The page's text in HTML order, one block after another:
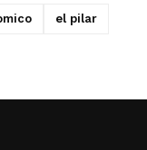
el pilar